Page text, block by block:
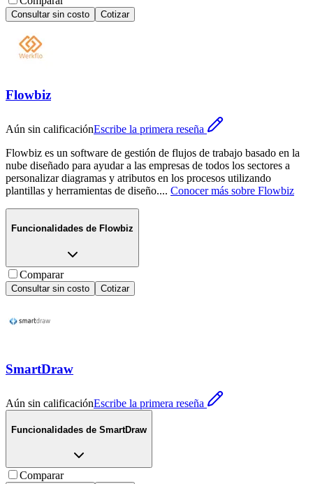
Consultar sin costo Cotizar
Flowbiz
Aún sin calificaciónEscribe la primera reseña
Flowbiz es un software de gestión de flujos de trabajo basado en la
nube diseñado para ayudar a las empresas de todos los sectores a
personalizar diagramas y atributos en los procesos utilizando
plantillas y herramientas de diseño.... Conocer más sobre Flowbiz
Funcionalidades de Flowbiz
Comparar
Consultar sin costo Cotizar
SmartDraw
Aún sin calificaciónEscribe la primera reseña
Funcionalidades de SmartDraw
Comparar